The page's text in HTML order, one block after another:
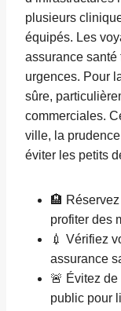
plusieurs
équipés. Les
assurance
urgences. Pour
sûre,
commerciales.
ville, la
éviter les petits
🏨
profiter des
💉 Vérifiez
assurance
🚨 Évitez
public pour